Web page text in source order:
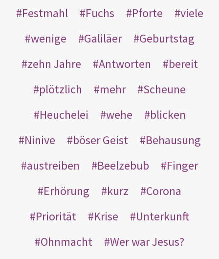
Festmahl Fuchs Pforte
viele
wenige
Galiläer
Geburtstag
zehn Jahre
Antworten
bereit
plötzlich
mehr
Scheune
Heuchelei
wehe
blicken
Ninive
böser Geist
Behausung
austreiben
Beelzebub
Finger
Erhörung
kurz
Corona
Priorität
Krise
Unterkunft
Ohnmacht
Wer war Jesus?